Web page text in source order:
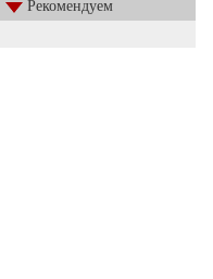
Рекомендуем